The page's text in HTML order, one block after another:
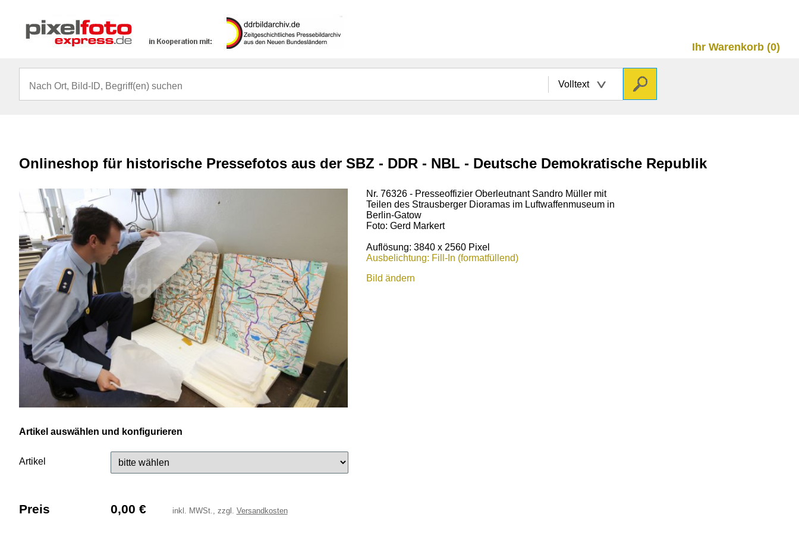
Ihr Warenkorb (0)
Volltext
Onlineshop für historische Pressefotos aus der SBZ - DDR - NBL - Deutsche Demokratische Republik
Nr. 76326 - Presseoffizier Oberleutnant Sandro Müller mit
Teilen des Strausberger Dioramas im Luftwaffenmuseum in
Berlin-Gatow
Foto: Gerd Markert
Auflösung: 3840 x 2560 Pixel
Ausbelichtung: Fill-In (formatfüllend)
Bild ändern
Artikel auswählen und konfigurieren
Artikel
Preis 0,00 € inkl. MWSt., zzgl. Versandkosten